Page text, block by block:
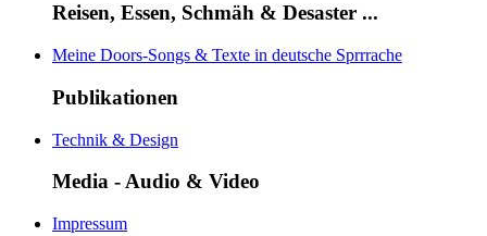
Reisen, Essen, Schmäh & Desaster ...
Meine Doors-Songs & Texte in deutsche Sprrrache
Publikationen
Technik & Design
Media - Audio & Video
Impressum